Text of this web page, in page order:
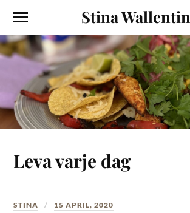
Stina Wallentin
Leva varje dag
STINA 15 APRIL, 2020